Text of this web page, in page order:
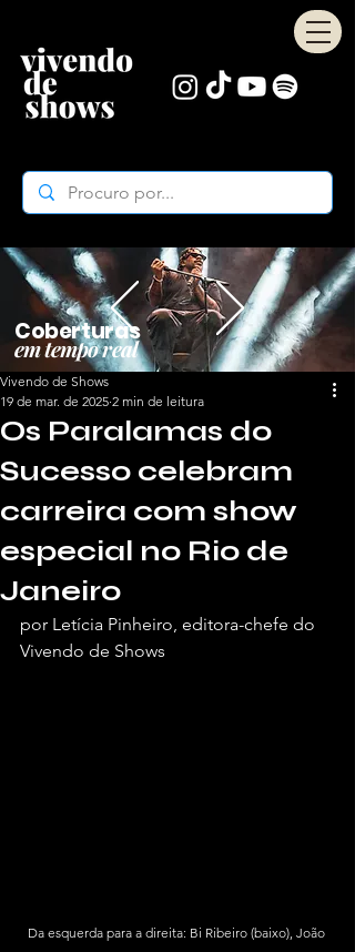
Coberturas
em tempo real
Os Paralamas do
Sucesso celebram
carreira com show
especial no Rio de
Janeiro
Vivendo de Shows
19 de mar. de 2025 2 min de leitura
por Letícia Pinheiro, editora-chefe do
Vivendo de Shows
Da esquerda para a direita: Bi Ribeiro (baixo), João